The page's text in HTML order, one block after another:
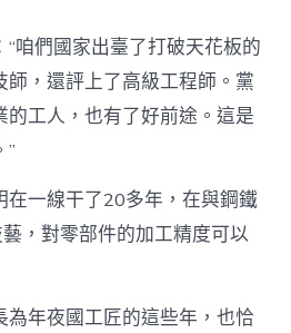
咱們國家出臺了打破天花板的
，還評上了高級工程師。黨
的工人，也有了好前途。這是
在一線干了20多年，在與鋼鐵
，對零部件的加工精度可以
年夜國工匠的這些年，也恰